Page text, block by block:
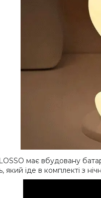
має вбудовану
іде в комплекті з